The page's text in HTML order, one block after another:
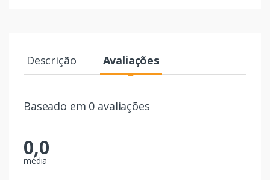
Descrição Avaliações
Baseado em 0 avaliações
0,0
média